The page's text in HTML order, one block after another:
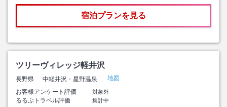
宿泊プランを見る
ツリーヴィレッジ軽井沢
長野県 中軽井沢・星野温泉
地図
お客様アンケート評価
対象外
るるぶトラベル評価
集計中